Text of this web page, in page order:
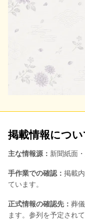
掲載情報につい
主な情報源： 新聞紙面
手作業での確認： 掲載
ています。
正式情報の確認先： 葬
ます。参列を予定され